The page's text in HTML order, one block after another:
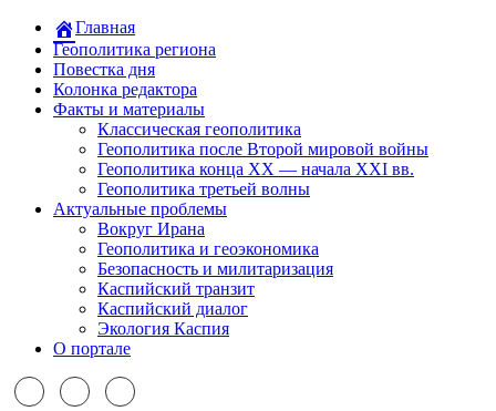
Главная
Геополитика региона
Повестка дня
Колонка редактора
Факты и материалы
Классическая геополитика
Геополитика после Второй мировой войны
Геополитика конца XX — начала XXI вв.
Геополитика третьей волны
Актуальные проблемы
Вокруг Ирана
Геополитика и геоэкономика
Безопасность и милитаризация
Каспийский транзит
Каспийский диалог
Экология Каспия
О портале